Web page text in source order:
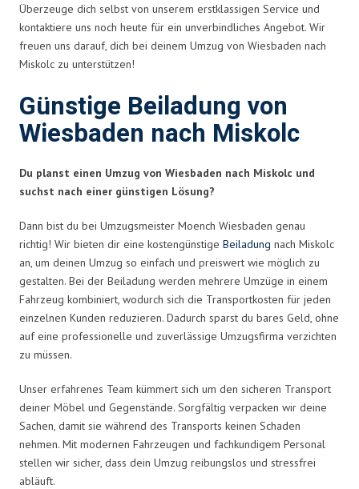
Überzeuge dich selbst von unserem erstklassigen Service und
kontaktiere uns noch heute für ein unverbindliches Angebot. Wir
freuen uns darauf, dich bei deinem Umzug von Wiesbaden nach
Miskolc zu unterstützen!
Günstige Beiladung von
Wiesbaden nach Miskolc
Du planst einen Umzug von Wiesbaden nach Miskolc und
suchst nach einer günstigen Lösung?
Dann bist du bei Umzugsmeister Moench Wiesbaden genau
richtig! Wir bieten dir eine kostengünstige Beiladung nach Miskolc
an, um deinen Umzug so einfach und preiswert wie möglich zu
gestalten. Bei der Beiladung werden mehrere Umzüge in einem
Fahrzeug kombiniert, wodurch sich die Transportkosten für jeden
einzelnen Kunden reduzieren. Dadurch sparst du bares Geld, ohne
auf eine professionelle und zuverlässige Umzugsfirma verzichten
zu müssen.
Unser erfahrenes Team kümmert sich um den sicheren Transport
deiner Möbel und Gegenstände. Sorgfältig verpacken wir deine
Sachen, damit sie während des Transports keinen Schaden
nehmen. Mit modernen Fahrzeugen und fachkundigem Personal
stellen wir sicher, dass dein Umzug reibungslos und stressfrei
abläuft.